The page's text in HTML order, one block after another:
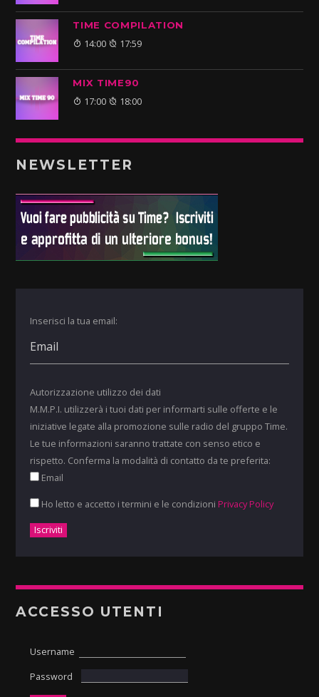
TIME COMPILATION
14:00 17:59
MIX TIME90
17:00 18:00
NEWSLETTER
Inserisci la tua email:
Autorizzazione utilizzo dei dati
M.M.P.I. utilizzerà i tuoi dati per informarti sulle offerte e le
iniziative legate alla promozione sulle radio del gruppo Time.
Le tue informazioni saranno trattate con senso etico e
rispetto. Conferma la modalità di contatto da te preferita:
Email
Ho letto e accetto i termini e le condizioni Privacy Policy
ACCESSO UTENTI
Username
Password